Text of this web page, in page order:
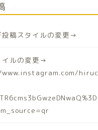
投稿スタイルの変更→
イルの変更→
hiruc